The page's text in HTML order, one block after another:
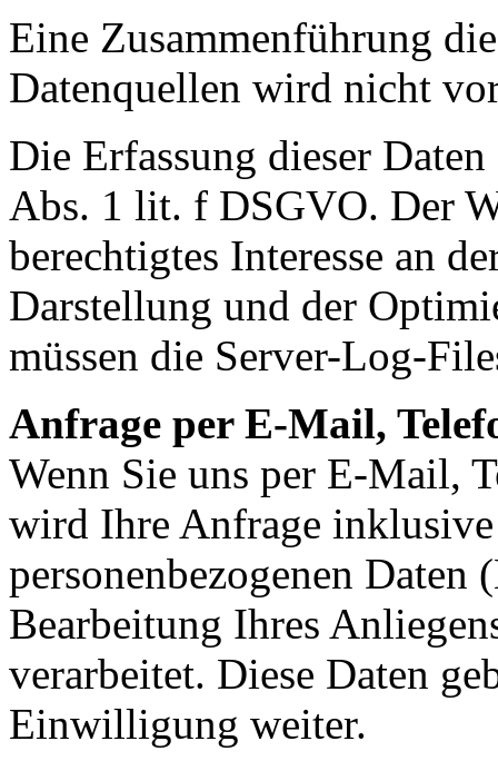
Eine Zusammenführung
Datenquellen wird nicht
Die Erfassung dieser
Abs. 1 lit. f DSGVO. Der
berechtigtes Interesse an
Darstellung und der
müssen die Server-Log-
Anfrage per E-Mail,
Wenn Sie uns per E-Mail,
wird Ihre Anfrage inklusive
personenbezogenen
Bearbeitung Ihres
verarbeitet. Diese Daten
Einwilligung weiter.